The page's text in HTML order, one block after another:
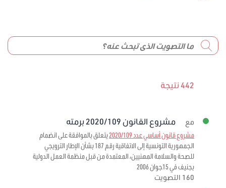
442 نتيجة
مع مشروع القانون 2020/109 برمته
مشروع قانون أساسي عدد 2020/109
يتعلق بالموافقة على انضمام
الجمهورية التونسية إلى الاتفاقية رقم 187 بشأن الإطار الترويجي
للصحة والسلامة المهنيين، المعتمدة من قبل منظمة العمل الدولية
بجنيف في 15جوان 2006
160 التصويت